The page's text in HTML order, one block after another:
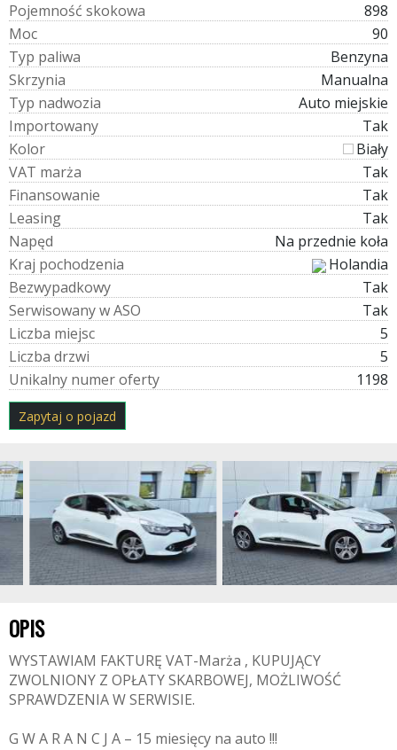
Pojemność skokowa
898
Moc
90
Typ paliwa
Benzyna
Skrzynia
Manualna
Typ nadwozia
Auto miejskie
Importowany
Tak
Kolor
Biały
VAT marża
Tak
Finansowanie
Tak
Leasing
Tak
Napęd
Na przednie koła
Kraj pochodzenia
Holandia
Bezwypadkowy
Tak
SerwisowanywASO
Tak
Liczba miejsc
5
Liczba drzwi
5
Unikalny numeroferty 1198
Zapytaj o pojazd
OPIS
WYSTAWIAM FAKTURĘ VAT-Marża , KUPUJĄCY
ZWOLNIONY Z OPŁATY SKARBOWEJ, MOŻLIWOŚĆ
SPRAWDZENIA W SERWISIE.
G W A R A N C J A – 15 miesięcy na auto !!!